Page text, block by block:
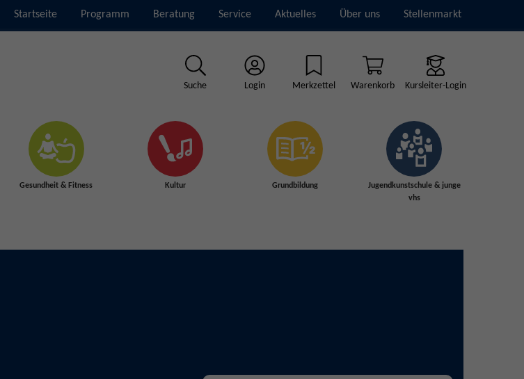
Startseite Programm Beratung Service Aktuelles Über uns Stellenmarkt
Suche Login Merkzettel Warenkorb Kursleiter-Login
Gesundheit & Fitness Kultur Grundbildung
Jugendkunstschule & junge
vhs